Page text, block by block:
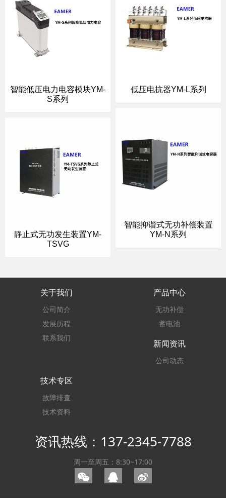
智能低压电力电容模块YM-
S系列
低压电抗器YM-L系列
智能抑谐式无功补偿装置
YM-N系列
静止式无功发生装置YM-
TSVG
关于我们
公司简介
发展历程
联系我们
产品中心
无功补偿
蓄电池
新闻资讯
公司动态
技术专区
故障排查
技术资料
资讯热线：137-2345-7788
周一至周五：8:30~17:00